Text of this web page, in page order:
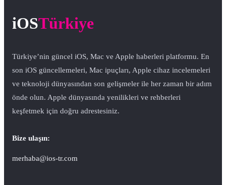
iOSTürkiye
Türkiye’nin güncel iOS, Mac ve Apple haberleri platformu. En
son iOS güncellemeleri, Mac ipuçları, Apple cihaz incelemeleri
ve teknoloji dünyasından son gelişmeler ile her zaman bir adım
önde olun. Apple dünyasında yenilikleri ve rehberleri
keşfetmek için doğru adrestesiniz.
Bize ulaşın:
merhaba@ios-tr.com